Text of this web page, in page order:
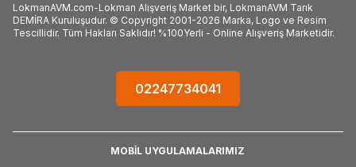
LokmanAVM.com-Lokman Alışveriş Market bir, LokmanAVM Tarık
DEMİRA Kuruluşudur. © Copyright 2001-2026 Marka, Logo ve Resim
Tescillidir. Tüm Hakları Saklıdır! %100Yerli - Online Alışveriş Marketidir.
02247734041
MOBİL UYGULAMALARIMIZ